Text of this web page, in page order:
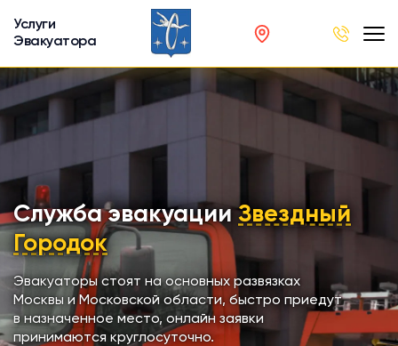
Услуги
Эвакуатора
Служба эвакуацииЗвездный
Городок
Эвакуаторы стоят на основных развязках
Москвы и Московской области, быстро приедут
в назначенное место, онлайн заявки
принимаются круглосуточно.